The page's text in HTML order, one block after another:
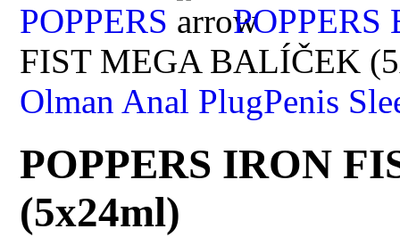
POPPERS
FIST MEGA BALÍČEK
Olman Anal PlugPenis
POPPERS IRON
(5x24ml)